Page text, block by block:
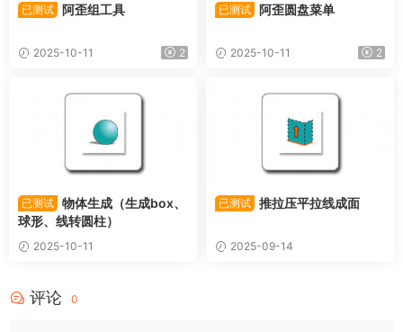
已测试 阿歪组工具
2025-10-11 2
已测试 阿歪圆盘菜单
2025-10-11 2
已测试 物体生成（生成box、
球形、线转圆柱）
2025-10-11
已测试 推拉压平拉线成面
2025-09-14
评论 0